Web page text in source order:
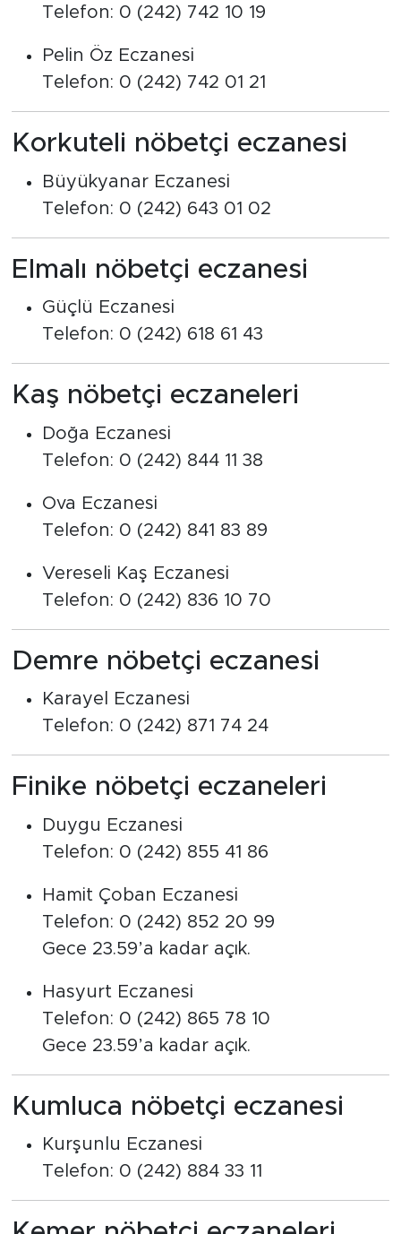
Telefon: 0 (242) 742 10 19
Pelin Öz Eczanesi
Telefon: 0 (242) 742 01 21
Korkuteli nöbetçi eczanesi
Büyükyanar Eczanesi
Telefon: 0 (242) 643 01 02
Elmalı nöbetçi eczanesi
Güçlü Eczanesi
Telefon: 0 (242) 618 61 43
Kaş nöbetçi eczaneleri
Doğa Eczanesi
Telefon: 0 (242) 844 11 38
Ova Eczanesi
Telefon: 0 (242) 841 83 89
Vereseli Kaş Eczanesi
Telefon: 0 (242) 836 10 70
Demre nöbetçi eczanesi
Karayel Eczanesi
Telefon: 0 (242) 871 74 24
Finike nöbetçi eczaneleri
Duygu Eczanesi
Telefon: 0 (242) 855 41 86
Hamit Çoban Eczanesi
Telefon: 0 (242) 852 20 99
Gece 23.59’a kadar açık.
Hasyurt Eczanesi
Telefon: 0 (242) 865 78 10
Gece 23.59’a kadar açık.
Kumluca nöbetçi eczanesi
Kurşunlu Eczanesi
Telefon: 0 (242) 884 33 11